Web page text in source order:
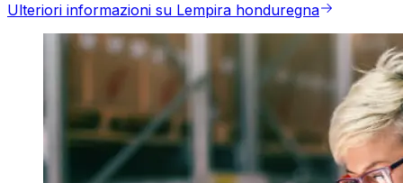
Ulteriori informazioni su Lempira honduregna